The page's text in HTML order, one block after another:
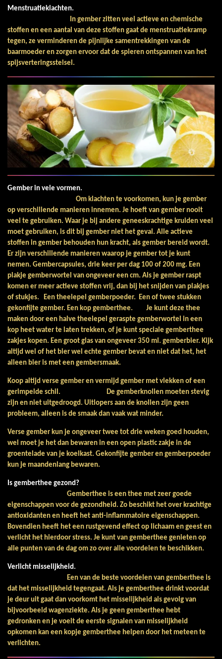
Menstruatieklachten.
In gember zitten veel actieve en chemische
stoffen en een aantal van deze stoffen gaat de menstruatiekramp
tegen, ze verminderen de pijnlijke samentrekkingen van de
baarmoeder en zorgen ervoor dat de spieren ontspannen van het
spijsverteringsstelsel.
Gember in vele vormen.
Om klachten te voorkomen, kun je gember
op verschillende manieren innemen. Je hoeft van gember nooit
veel te gebruiken. Waar je bij andere geneeskrachtige kruiden veel
moet gebruiken, is dit bij gember niet het geval. Alle actieve
stoffen in gember behouden hun kracht, als gember bereid wordt.
Er zijn verschillende manieren waarop je gember tot je kunt
nemen. Gembercapsules, drie keer per dag 100 of 200 mg. Een
plakje gemberwortel van ongeveer een cm. Als je gember raspt
komen er meer actieve stoffen vrij, dan bij het snijden van plakjes
of stukjes. Een theelepel gemberpoeder. Een of twee stukken
gekonfijte gember. Een kop gemberthee. Je kunt deze thee
maken door een halve theelepel geraspte gemberwortel in een
kop heet water te laten trekken, of je kunt speciale gemberthee
zakjes kopen. Een groot glas van ongeveer 350 ml. gemberbier. Kijk
altijd wel of het bier wel echte gember bevat en niet dat het, het
alleen bier is met een gembersmaak.
Koop altijd verse gember en vermijd gember met vlekken of een
gerimpelde schil. De gemberknollen moeten stevig
zijn en niet uitgedroogd. Uitlopers aan de knollen zijn geen
probleem, alleen is de smaak dan vaak wat minder.
Verse gember kun je ongeveer twee tot drie weken goed houden,
wel moet je het dan bewaren in een open plastic zakje in de
groentelade van je koelkast. Gekonfijte gember en gemberpoeder
kun je maandenlang bewaren.
Is gemberthee gezond?
Gemberthee is een thee met zeer goede
eigenschappen voor de gezondheid. Zo beschikt het over krachtige
antioxidanten en heeft het anti-inflammatoire eigenschappen.
Bovendien heeft het een rustgevend effect op lichaam en geest en
verlicht het hierdoor stress. Je kunt van gemberthee genieten op
alle punten van de dag om zo over alle voordelen te beschikken.
Verlicht misselijkheid.
Een van de beste voordelen van gemberthee is
dat het misselijkheid tegengaat. Als je gemberthee drinkt voordat
je deur uit gaat dan voorkomt het misselijkheid als gevolg van
bijvoorbeeld wagenziekte. Als je geen gemberthee hebt
gedronken en je voelt de eerste signalen van misselijkheid
opkomen kan een kopje gemberthee helpen door het meteen te
verlichten.